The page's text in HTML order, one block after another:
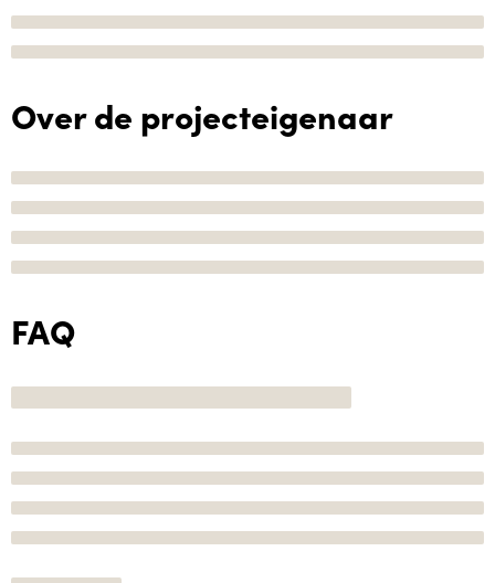
Over de projecteigenaar
FAQ